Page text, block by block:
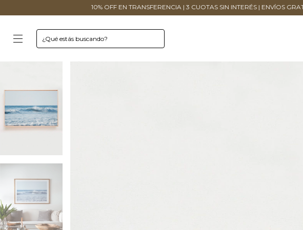
10% OFF EN TRANSFERENCIA | 3 CUOTAS SIN INTERÉS | ENVÍOS GRATIS + $200.000